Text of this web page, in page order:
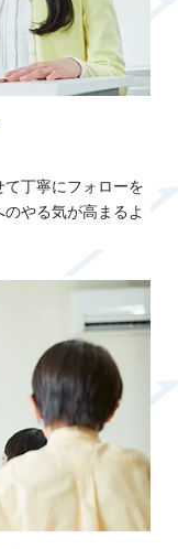
丁寧にフォローを
やる気が高まるよ